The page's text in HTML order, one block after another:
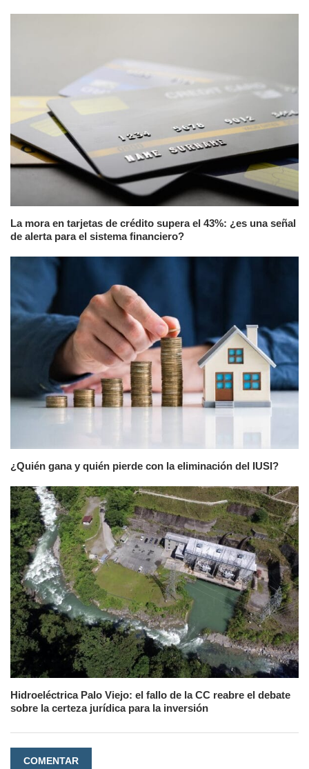
La mora en tarjetas de crédito supera el 43%: ¿es una señal
de alerta para el sistema financiero?
¿Quién gana y quién pierde con la eliminación del IUSI?
Hidroeléctrica Palo Viejo: el fallo de la CC reabre el debate
sobre la certeza jurídica para la inversión
COMENTAR